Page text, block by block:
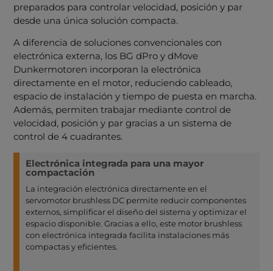
preparados para controlar velocidad, posición y par
desde una única solución compacta.
A diferencia de soluciones convencionales con
electrónica externa, los BG dPro y dMove
Dunkermotoren incorporan la electrónica
directamente en el motor, reduciendo cableado,
espacio de instalación y tiempo de puesta en marcha.
Además, permiten trabajar mediante control de
velocidad, posición y par gracias a un sistema de
control de 4 cuadrantes.
Electrónica integrada para una mayor
compactación
La integración electrónica directamente en el
servomotor brushless DC permite reducir componentes
externos, simplificar el diseño del sistema y optimizar el
espacio disponible. Gracias a ello, este motor brushless
con electrónica integrada facilita instalaciones más
compactas y eficientes.